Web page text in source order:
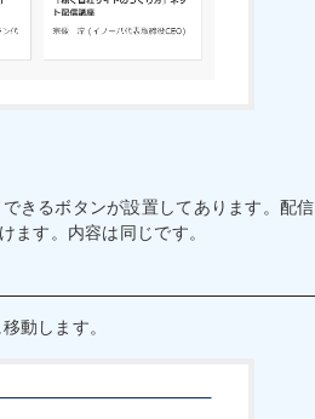
きるボタンが設置してあります。配信
ます。内容は同じです。
動します。